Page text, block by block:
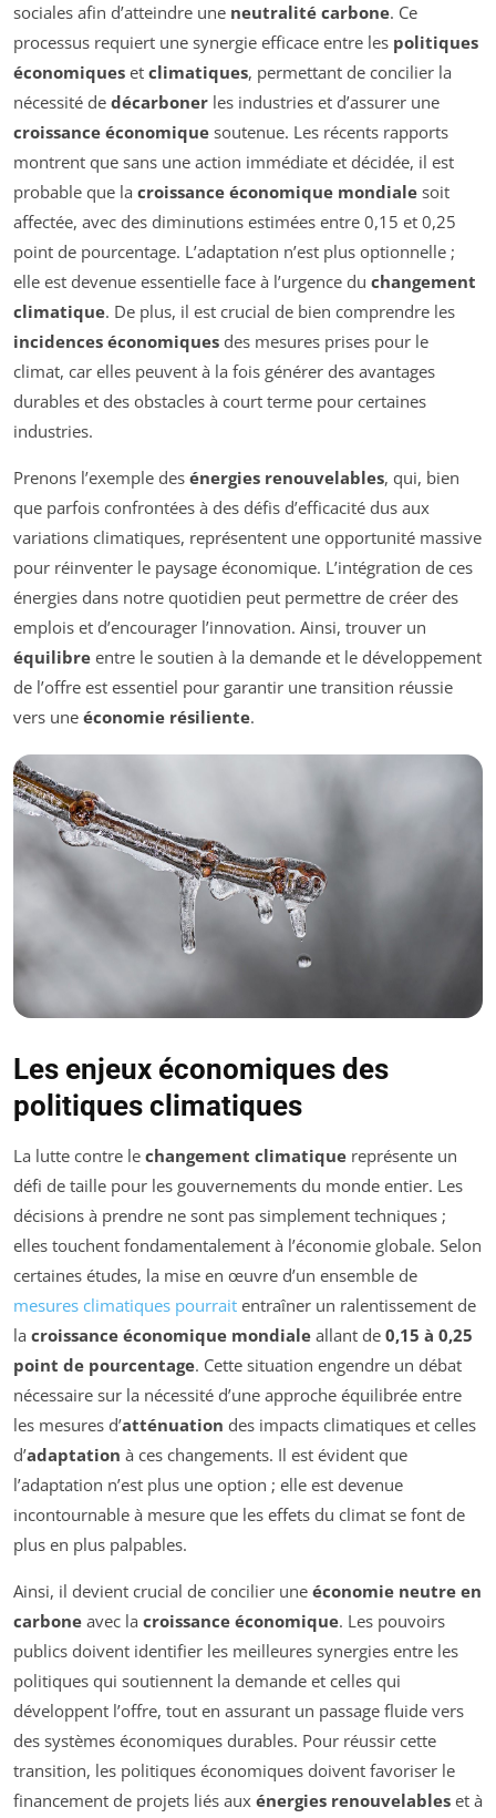
sociales afin d’atteindre une neutralité carbone. Ce
processus requiert une synergie efficace entre les politiques
économiques et climatiques, permettant de concilier la
nécessité de décarboner les industries et d’assurer une
croissance économique soutenue. Les récents rapports
montrent que sans une action immédiate et décidée, il est
probable que la croissance économique mondiale soit
affectée, avec des diminutions estimées entre 0,15 et 0,25
point de pourcentage. L’adaptation n’est plus optionnelle ;
elle est devenue essentielle face à l’urgence du changement
climatique. De plus, il est crucial de bien comprendre les
incidences économiques des mesures prises pour le
climat, car elles peuvent à la fois générer des avantages
durables et des obstacles à court terme pour certaines
industries.
Prenons l’exemple des énergies renouvelables, qui, bien
que parfois confrontées à des défis d’efficacité dus aux
variations climatiques, représentent une opportunité massive
pour réinventer le paysage économique. L’intégration de ces
énergies dans notre quotidien peut permettre de créer des
emplois et d’encourager l’innovation. Ainsi, trouver un
équilibre entre le soutien à la demande et le développement
de l’offre est essentiel pour garantir une transition réussie
vers une économie résiliente.
Les enjeux économiques des
politiques climatiques
La lutte contre le changement climatique représente un
défi de taille pour les gouvernements du monde entier. Les
décisions à prendre ne sont pas simplement techniques ;
elles touchent fondamentalement à l’économie globale. Selon
certaines études, la mise en œuvre d’un ensemble de
mesures climatiques pourrait entraîner un ralentissement de
la croissance économique mondiale allant de 0,15 à 0,25
point de pourcentage. Cette situation engendre un débat
nécessaire sur la nécessité d’une approche équilibrée entre
les mesures d’atténuation des impacts climatiques et celles
d’adaptation à ces changements. Il est évident que
l’adaptation n’est plus une option ; elle est devenue
incontournable à mesure que les effets du climat se font de
plus en plus palpables.
Ainsi, il devient crucial de concilier une économie neutre en
carbone avec la croissance économique. Les pouvoirs
publics doivent identifier les meilleures synergies entre les
politiques qui soutiennent la demande et celles qui
développent l’offre, tout en assurant un passage fluide vers
des systèmes économiques durables. Pour réussir cette
transition, les politiques économiques doivent favoriser le
financement de projets liés aux énergies renouvelables et à